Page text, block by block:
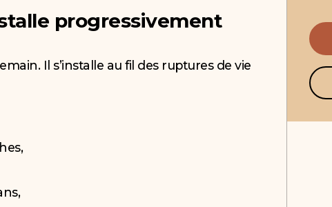
progressivement
Il s’installe au fil des ruptures de vie